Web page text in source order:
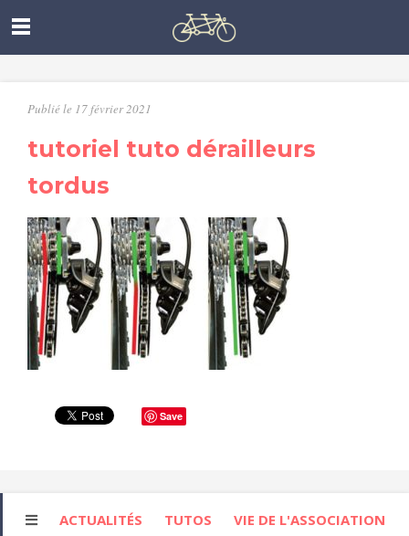
Publié le 17 février 2021
tutoriel tuto dérailleurs
tordus
Save
ACTUALITÉS TUTOS VIE DE L'ASSOCIATION